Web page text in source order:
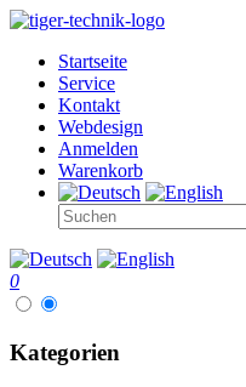
Startseite
Service
Kontakt
Webdesign
Anmelden
Warenkorb
0
Kategorien